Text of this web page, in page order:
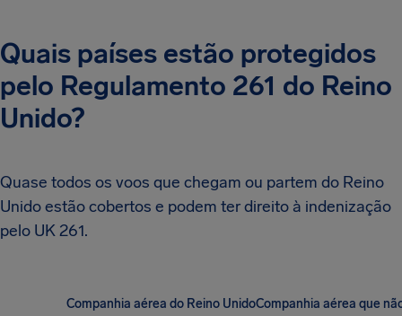
Quais países estão protegidos
pelo Regulamento 261 do Reino
Unido?
Quase todos os voos que chegam ou partem do Reino
Unido estão cobertos e podem ter direito à indenização
pelo UK 261.
Companhia aérea do Reino UnidoCompanhia aérea que